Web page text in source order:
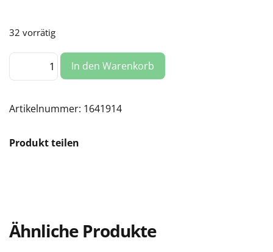
32 vorrätig
Anschlusskabel
5m
1.5mm2
Menge
In den Warenkorb
Artikelnummer: 1641914
Produkt teilen
Ähnliche Produkte